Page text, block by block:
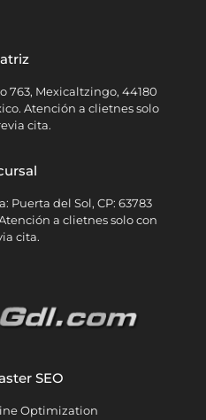
763, Mexicaltzingo, 44180
Atención a clietnes solo
cita.
Puerta del Sol, CP: 63783
a clietnes solo con
cita.
SEO
Optimization